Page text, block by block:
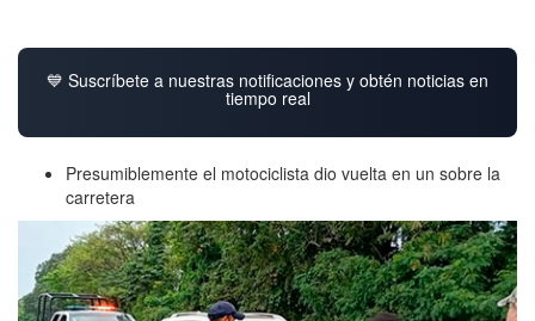
💙 Suscríbete a nuestras notificaciones y obtén noticias en
tiempo real
Presumiblemente el motociclista dio vuelta en un sobre la
carretera